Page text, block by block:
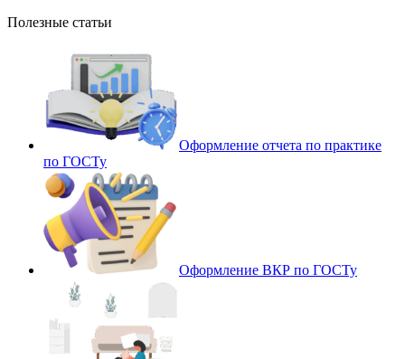
Полезные статьи
Оформление отчета по практике
по ГОСТу
Оформление ВКР по ГОСТу